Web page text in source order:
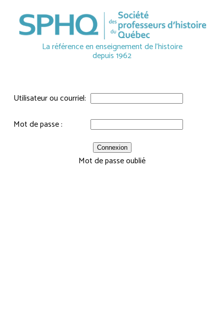
La référence en enseignement de l'histoire
depuis 1962
Utilisateur ou courriel:
Mot de passe :
Mot de passe oublié